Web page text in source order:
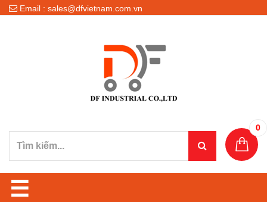
Email : sales@dfvietnam.com.vn
0
☰